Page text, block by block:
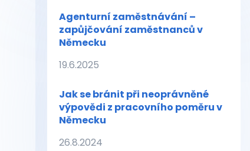
Agenturní zaměstnávání –
zapůjčování zaměstnanců v
Německu
19.6.2025
Jak se bránit při neoprávněné
výpovědi z pracovního poměru v
Německu
26.8.2024